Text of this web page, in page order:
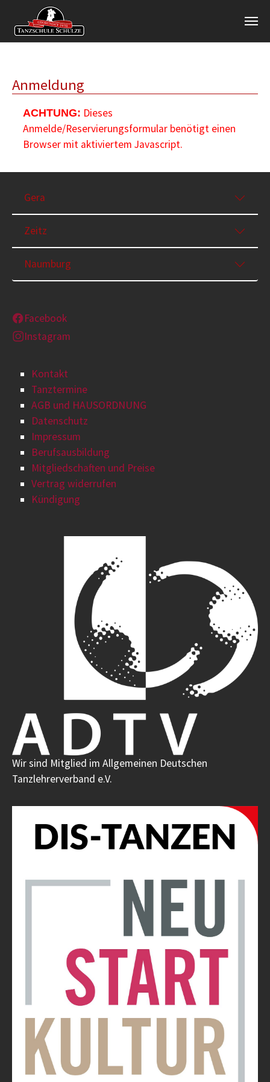
Anmeldung
ACHTUNG: Dieses
Anmelde/Reservierungsformular benötigt einen
Browser mit aktiviertem Javascript.
Gera
Zeitz
Naumburg
Facebook
Instagram
Kontakt
Tanztermine
AGB und HAUSORDNUNG
Datenschutz
Impressum
Berufsausbildung
Mitgliedschaften und Preise
Vertrag widerrufen
Kündigung
Wir sind Mitglied im Allgemeinen Deutschen
Tanzlehrerverband e.V.